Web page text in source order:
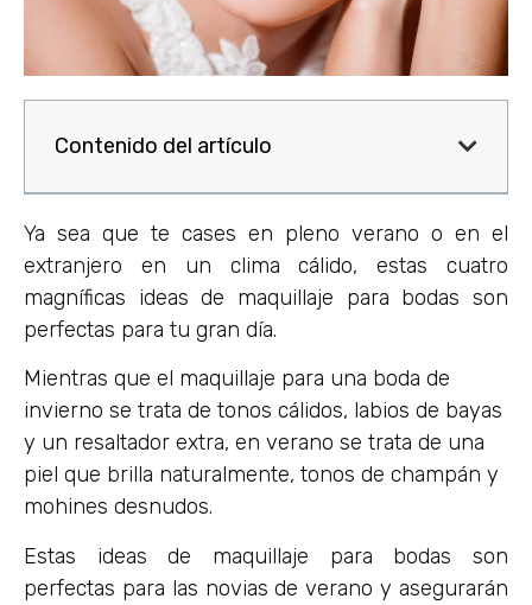
Contenido del artículo
Ya sea que te cases en pleno verano o en el
extranjero en un clima cálido, estas cuatro
magníficas ideas de maquillaje para bodas son
perfectas para tu gran día.
Mientras que el maquillaje para una boda de
invierno se trata de tonos cálidos, labios de bayas
y un resaltador extra, en verano se trata de una
piel que brilla naturalmente, tonos de champán y
mohines desnudos.
Estas ideas de maquillaje para bodas son
perfectas para las novias de verano y asegurarán